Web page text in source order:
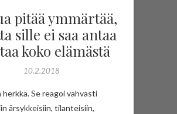
pitää ymmärtää,
sille ei saa antaa
koko elämästä
10.2.2018
herkkä. Se reagoi vahvasti
ärsykkeisiin, tilanteisiin,